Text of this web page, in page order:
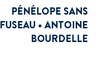
PÉNÉLOPE SANS
FUSEAU • ANTOINE
BOURDELLE